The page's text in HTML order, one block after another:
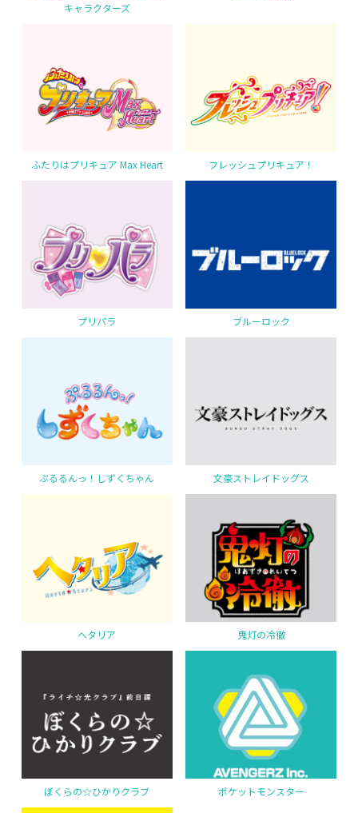
キャラクターズ
ふたりはプリキュア Max Heart フレッシュプリキュア！
プリパラ ブルーロック
ぷるるんっ！しずくちゃん 文豪ストレイドッグス
ヘタリア 鬼灯の冷徹
ぼくらの☆ひかりクラブ ポケットモンスター